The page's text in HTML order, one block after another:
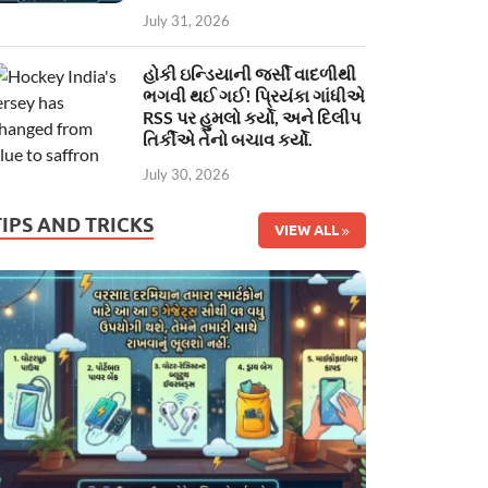
July 31, 2026
હોકી ઇન્ડિયાની જર્સી વાદળીથી
ભગવી થઈ ગઈ! પ્રિયંકા ગાંધીએ
RSS પર હુમલો કર્યો, અને દિલીપ
તિર્કીએ તેનો બચાવ કર્યો.
July 30, 2026
AND TRICKS VIEW ALL